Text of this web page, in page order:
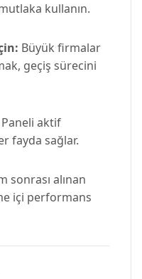
kullanın.
Büyük firmalar
geçiş sürecini
Paneli aktif
fayda sağlar.
sonrası alınan
içi performans